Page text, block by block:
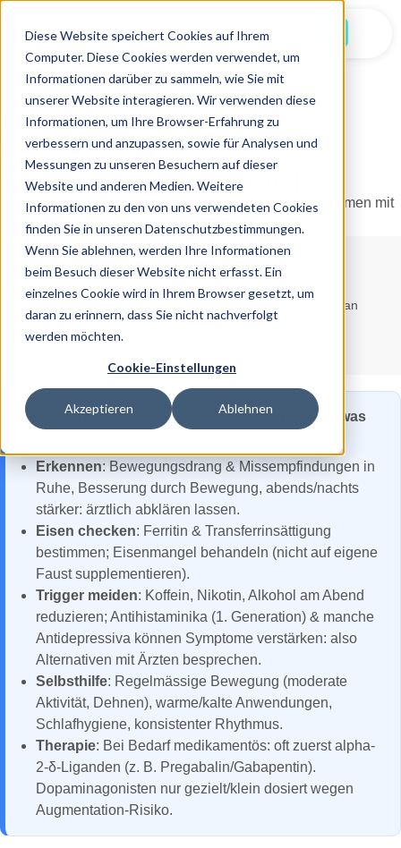
Diese Website speichert Cookies auf Ihrem
Computer. Diese Cookies werden verwendet, um
Informationen darüber zu sammeln, wie Sie mit
unserer Website interagieren. Wir verwenden diese
Informationen, um Ihre Browser-Erfahrung zu
verbessern und anzupassen, sowie für Analysen und
Messungen zu unseren Besuchern auf dieser
Website und anderen Medien. Weitere
Informationen zu den von uns verwendeten Cookies
finden Sie in unseren Datenschutzbestimmungen.
Wenn Sie ablehnen, werden Ihre Informationen
beim Besuch dieser Website nicht erfasst. Ein
einzelnes Cookie wird in Ihrem Browser gesetzt, um
daran zu erinnern, dass Sie nicht nachverfolgt
werden möchten.
Cookie-Einstellungen
Akzeptieren Ablehnen
19.07.2025
FAQ – Restless-Legs-
Syndrom: Selbsthilfetipps
Die Informationen in diesem Artikel sind nur für
medizinische Beratung ersetzen. Wenden Sie sich immer an
Kurzübersicht: Restless-Legs-Syndrom (RLS): was
Erkennen: Bewegungsdrang & Missempfindungen in
Ruhe, Besserung durch Bewegung, abends/nachts
stärker: ärztlich abklären lassen.
Eisen checken: Ferritin & Transferrinsättigung
bestimmen; Eisenmangel behandeln (nicht auf eigene
Faust supplementieren).
Trigger meiden: Koffein, Nikotin, Alkohol am Abend
reduzieren; Antihistaminika (1. Generation) & manche
Antidepressiva können Symptome verstärken: also
Alternativen mit Ärzten besprechen.
Selbsthilfe: Regelmässige Bewegung (moderate
Aktivität, Dehnen), warme/kalte Anwendungen,
Schlafhygiene, konsistenter Rhythmus.
Therapie: Bei Bedarf medikamentös: oft zuerst alpha-
2-δ-Liganden (z. B. Pregabalin/Gabapentin).
Dopaminagonisten nur gezielt/klein dosiert wegen
Augmentation-Risiko.